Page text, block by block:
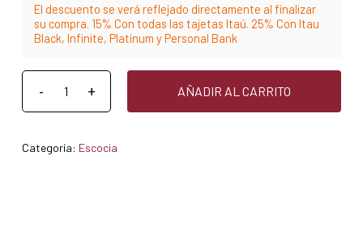
El descuento se verá reflejado directamente al finalizar
su compra. 15% Con todas las tajetas Itaú. 25% Con Itau
Black, Infinite, Platinum y Personal Bank
AÑADIR AL CARRITO
Categoría: Escocia